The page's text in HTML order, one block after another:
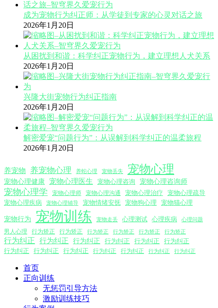
成为宠物行为纠正师：从学徒到专家的心灵对话之旅
2026年1月20日
从困扰到和谐：科学纠正宠物行为，建立理想人犬关系
2026年1月20日
兴隆大街宠物行为纠正指南
2026年1月20日
解密爱宠“问题行为”：从误解到科学纠正的温柔旅程
2026年1月20日
养宠物 养宠物心理 养蛇心理 宠物丢失 宠物心理
宠物心理健康 宠物心理医生 宠物心理咨询 宠物心理咨询师
宠物心理学 宠物心理师 宠物心理沟通 宠物心理治疗
宠物心理疏导
宠物心理疾病
宠物心理辅导 宠物情绪安抚 宠物狗心理 宠物猫心理
宠物行为 宠物训练 宠物走丢 心理测试 心理疾病 心理问题
男人心理 行为矫正 行为矫正 行为矫正 行为矫正 行为矫正 行为矫正
行为纠正 行为纠正 行为纠正 行为纠正 行为纠正
行为纠正
行为纠正
行为纠正 行为纠正 行为纠正 行为纠正 行为纠正 行为纠正
首页
正向训练
无惩罚引导方法
激励训练技巧